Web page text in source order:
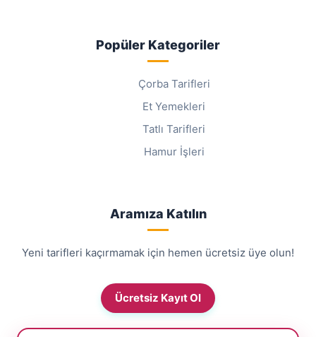
Popüler Kategoriler
Çorba Tarifleri
Et Yemekleri
Tatlı Tarifleri
Hamur İşleri
Aramıza Katılın
Yeni tarifleri kaçırmamak için hemen ücretsiz üye olun!
Ücretsiz Kayıt Ol